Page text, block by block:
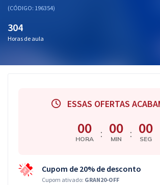
(CÓDIGO: 196354)
304
Horas de aula
ESSAS OFERTAS
00
HORA : 00
MIN : 00
SEG
Cupom de 20% de desconto
Cupom ativado: GRAN20-OFF